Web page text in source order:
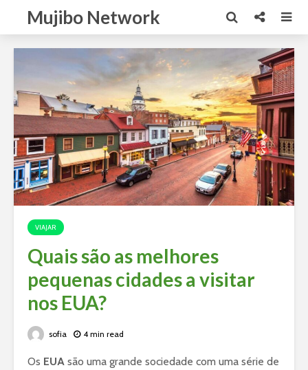
Mujibo Network
VIAJAR
Quais são as melhores
pequenas cidades a visitar
nos EUA?
sofia 4 min read
Os EUA são uma grande sociedade com uma série de